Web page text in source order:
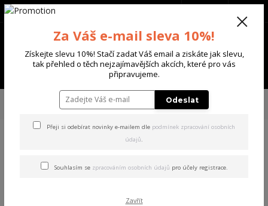
Menu
+420 702 136 620
TRIČKA & TÍLKA
Yakuza dámské tílko Fly Cami Top
Top white 3XL
Za Váš e-mail sleva 10%!
Získejte slevu 10%! Stačí zadat Váš email a ziskáte jak slevu,
tak přehled o těch nejzajímavějších akcích, které pro vás
připravujeme.
Odeslat
Přeji si odebírat novinky e-mailem dle podmínek zpracování osobních
údajů.
Souhlasím se zpracováním osobních údajů pro účely registrace.
Zavřít